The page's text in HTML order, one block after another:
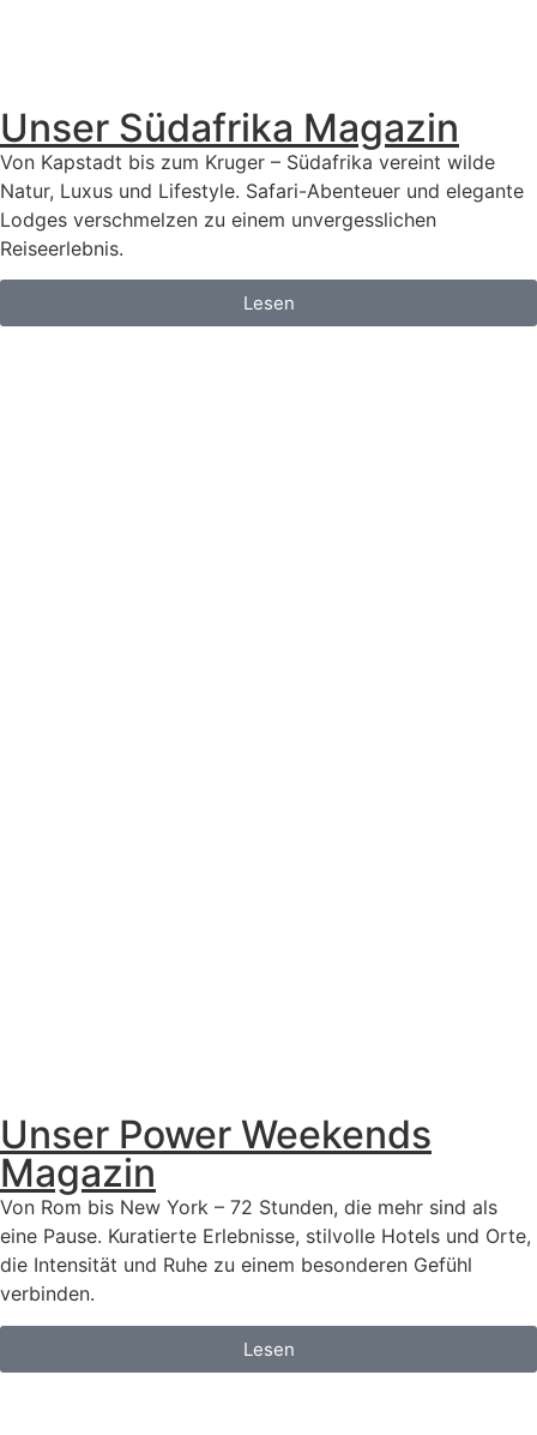
Unser Südafrika Magazin
Von Kapstadt bis zum Kruger – Südafrika vereint wilde
Natur, Luxus und Lifestyle. Safari-Abenteuer und elegante
Lodges verschmelzen zu einem unvergesslichen
Reiseerlebnis.
Lesen
Unser Power Weekends
Magazin
Von Rom bis New York – 72 Stunden, die mehr sind als
eine Pause. Kuratierte Erlebnisse, stilvolle Hotels und Orte,
die Intensität und Ruhe zu einem besonderen Gefühl
verbinden.
Lesen